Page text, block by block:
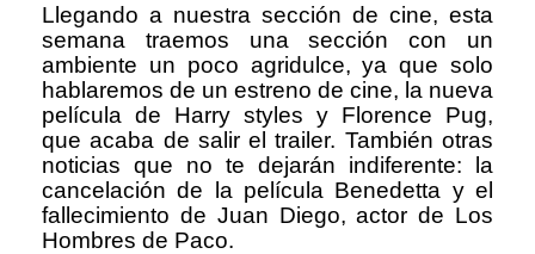
Llegando a nuestra sección de cine, esta
semana traemos una sección con un
ambiente un poco agridulce, ya que solo
hablaremos de un estreno de cine, la nueva
película de Harry styles y Florence Pug,
que acaba de salir el trailer. También otras
noticias que no te dejarán indiferente: la
cancelación de la película Benedetta y el
fallecimiento de Juan Diego, actor de Los
Hombres de Paco.